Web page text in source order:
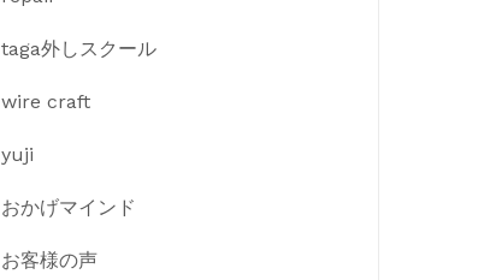
taga外しスクール
wire craft
yuji
おかげマインド
お客様の声